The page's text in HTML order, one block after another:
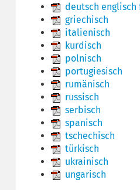
deutsch englisch
griechisch
italienisch
kurdisch
polnisch
portugiesisch
rumänisch
russisch
serbisch
spanisch
tschechisch
türkisch
ukrainisch
ungarisch